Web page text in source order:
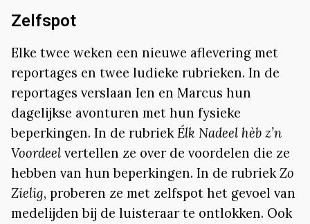
Zelfspot
Elke twee weken een nieuwe aflevering met
reportages en twee ludieke rubrieken. In de
reportages verslaan Ien en Marcus hun
dagelijkse avonturen met hun fysieke
beperkingen. In de rubriekÉlk Nadeel hèb z’n
Voordeel vertellen ze over de voordelen die ze
hebben van hun beperkingen. In de rubriekZo
Zielig, proberen ze met zelfspot het gevoel van
medelijden bij de luisteraar te ontlokken. Ook